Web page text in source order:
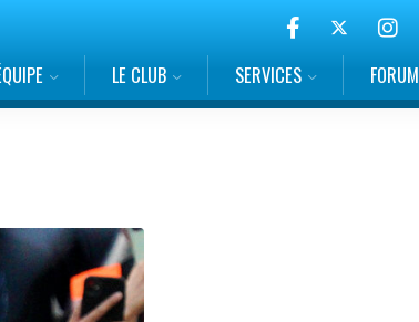
LE CLUB SERVICES FORUM